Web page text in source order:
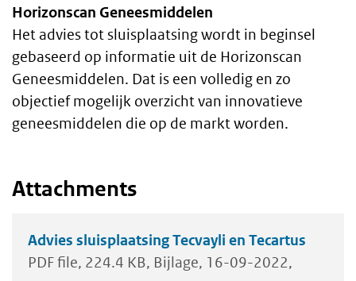
Horizonscan Geneesmiddelen
Het advies tot sluisplaatsing wordt in beginsel
gebaseerd op informatie uit de Horizonscan
Geneesmiddelen. Dat is een volledig en zo
objectief mogelijk overzicht van innovatieve
geneesmiddelen die op de markt worden.
Attachments
Advies sluisplaatsing Tecvayli en Tecartus
PDF file 224.4 KB Bijlage 16-09-2022